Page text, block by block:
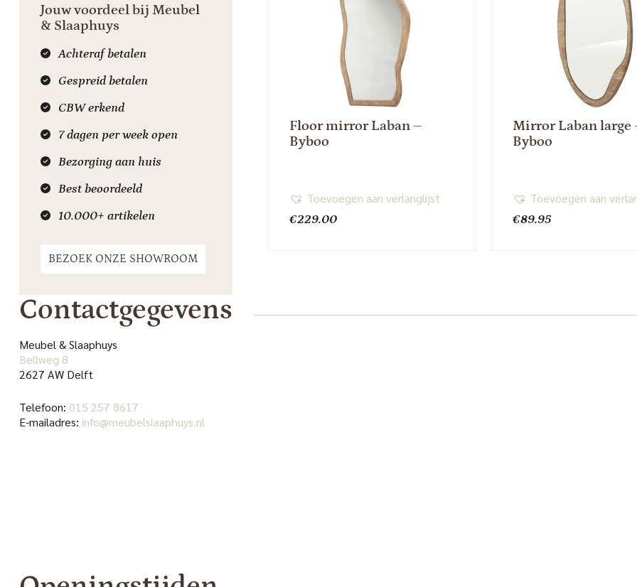
Jouw voordeel bij Meubel
& Slaaphuys
Achteraf betalen
Gespreid betalen
CBW erkend
7 dagen per week open
Bezorging aan huis
Best beoordeeld
10.000+ artikelen
BEZOEK ONZE SHOWROOM
Contactgegevens
Meubel & Slaaphuys
Bellweg 8
2627 AW Delft
Telefoon: 015 257 8617
E-mailadres: info@meubelslaaphuys.nl
Floor mirror Laban –
Byboo
€229.00
Toevoegen aan verlanglijst
Mirror Laban large
Byboo
€89.95
Toevoegen aan